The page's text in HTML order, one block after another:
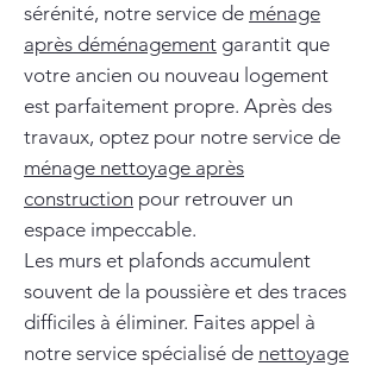
sérénité, notre service de ménage
après déménagement garantit que
votre ancien ou nouveau logement
est parfaitement propre. Après des
travaux, optez pour notre service de
ménage nettoyage après
construction pour retrouver un
espace impeccable.
Les murs et plafonds accumulent
souvent de la poussière et des traces
difficiles à éliminer. Faites appel à
notre service spécialisé de nettoyage